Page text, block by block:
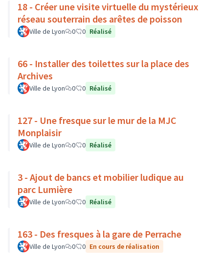
18 - Créer une visite virtuelle du mystérieux
réseau souterrain des arêtes de poisson
Ville de Lyon 0 0 Réalisé
66 - Installer des toilettes sur la place des
Archives
Ville de Lyon 0 0 Réalisé
127 - Une fresque sur le mur de la MJC
Monplaisir
Ville de Lyon 0 0 Réalisé
3 - Ajout de bancs et mobilier ludique au
parc Lumière
Ville de Lyon 0 0 Réalisé
163 - Des fresques à la gare de Perrache
Ville de Lyon 0 0 En cours de réalisation